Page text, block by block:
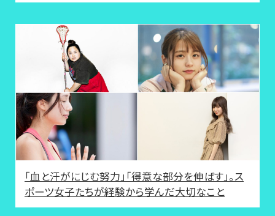
「血と汗がにじむ努力」「得意な部分を伸ばす」。ス
ポーツ女子たちが経験から学んだ大切なこと